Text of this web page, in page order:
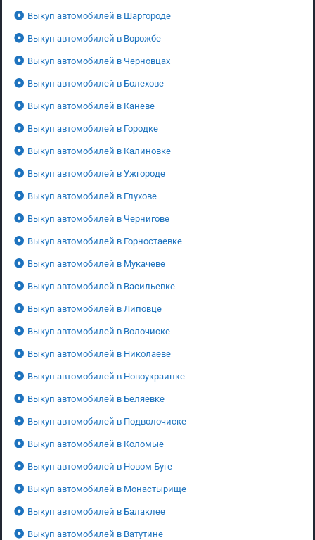
Выкуп автомобилей в Шаргороде
Выкуп автомобилей в Ворожбе
Выкуп автомобилей в Черновцах
Выкуп автомобилей в Болехове
Выкуп автомобилей в Каневе
Выкуп автомобилей в Городке
Выкуп автомобилей в Калиновке
Выкуп автомобилей в Ужгороде
Выкуп автомобилей в Глухове
Выкуп автомобилей в Чернигове
Выкуп автомобилей в Горностаевке
Выкуп автомобилей в Мукачеве
Выкуп автомобилей в Васильевке
Выкуп автомобилей в Липовце
Выкуп автомобилей в Волочиске
Выкуп автомобилей в Николаеве
Выкуп автомобилей в Новоукраинке
Выкуп автомобилей в Беляевке
Выкуп автомобилей в Подволочиске
Выкуп автомобилей в Коломые
Выкуп автомобилей в Новом Буге
Выкуп автомобилей в Монастырище
Выкуп автомобилей в Балаклее
Выкуп автомобилей в Ватутине